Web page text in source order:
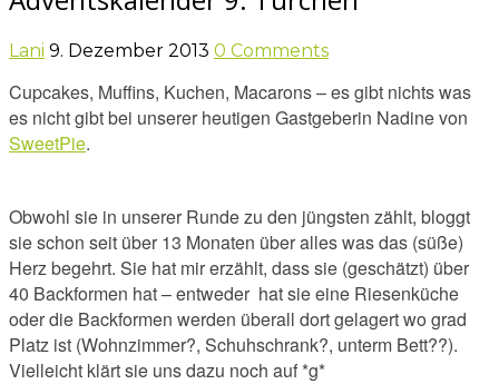
Lani 9. Dezember 2013 0 Comments
Cupcakes, Muffins, Kuchen, Macarons – es gibt nichts was
es nicht gibt bei unserer heutigen Gastgeberin Nadine von
SweetPie.
Obwohl sie in unserer Runde zu den jüngsten zählt, bloggt
sie schon seit über 13 Monaten über alles was das (süße)
Herz begehrt. Sie hat mir erzählt, dass sie (geschätzt) über
40 Backformen hat – entweder hat sie eine Riesenküche
oder die Backformen werden überall dort gelagert wo grad
Platz ist (Wohnzimmer?, Schuhschrank?, unterm Bett??).
Vielleicht klärt sie uns dazu noch auf *g*